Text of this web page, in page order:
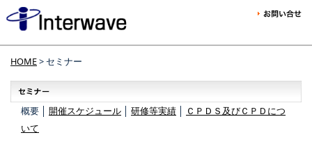
HOME> セミナー
概要 │ 開催スケジュール 研修等実績
ＣＰＤＳ及びＣＰＤにつ
いて